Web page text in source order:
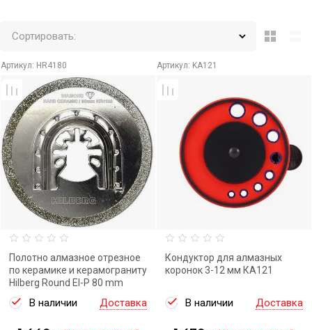
Сортировать:
Артикул: HR4180
Полотно алмазное отрезное
по керамике и керамограниту
Hilberg Round El-P 80 mm
В наличии Доставка
Артикул: KA121
Кондуктор для алмазных
коронок 3-12 мм КА121
В наличии Доставка